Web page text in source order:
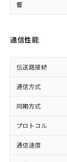
響
通信性能
伝送路接続
通信方式
同期方式
プロトコル
通信速度
品
の
下記
※本証
るも
もので
また
物質の
荷製
欄に対
既に
してい